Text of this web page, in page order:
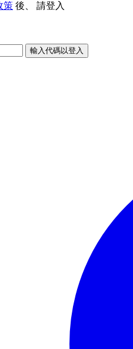
策 後、 請登入
輸入代碼以登入